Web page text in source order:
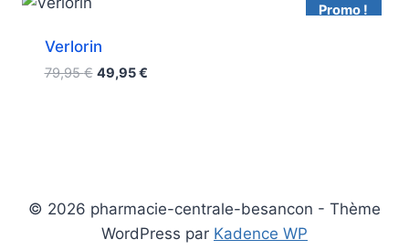
Promo !
Verlorin
79,95€ Le
49,95€Le
© 2026 pharmacie-centrale-besancon - Thème
WordPress par Kadence WP